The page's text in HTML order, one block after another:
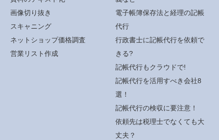
画像切り抜き
スキャニング
ネットショップ価格調査
営業リスト作成
電子帳簿保存法と経理の記帳
代行
行政書士に記帳代行を依頼で
きる?
記帳代行もクラウドで!
記帳代行を活用すべき会社8
選！
記帳代行の検収に要注意！
依頼先は税理士でなくても大
丈夫？